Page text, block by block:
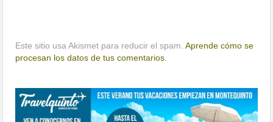
Este sitio usa Akismet para reducir el spam.Aprende cómo se
procesan los datos de tus comentarios.